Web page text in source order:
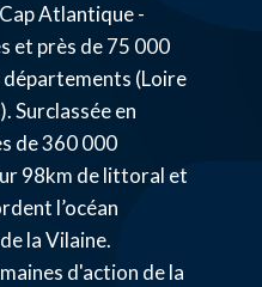
Atlantique -
et près de 75 000
(Loire
Surclassée en
de 360 000
98km de littoral et
l’océan
la Vilaine.
d'action de la